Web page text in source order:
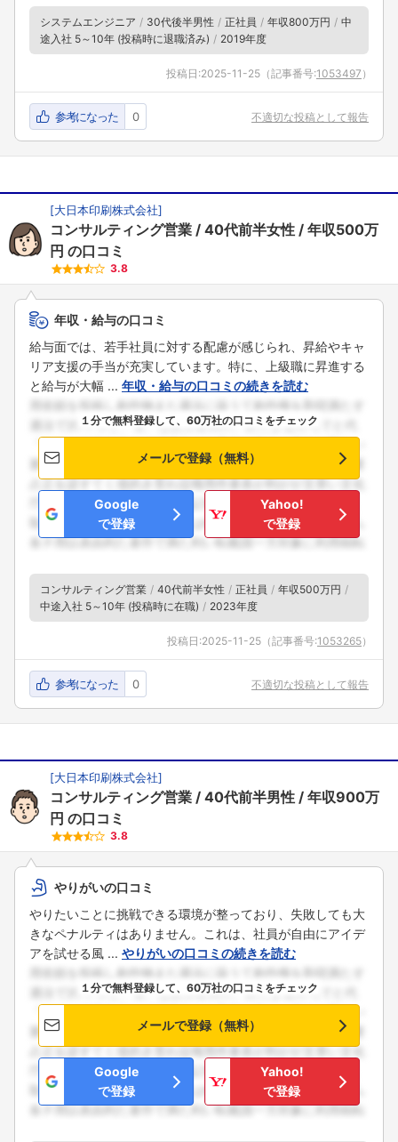
システムエンジニア 30代後半男性 正社員 年収800万円
中
途入社 5～10年 (投稿時に退職済み)
2019年度
投稿日:2025-11-25 （記事番号:1053497 ）
参考になった 0 不適切な投稿として報告
[大日本印刷株式会社]
コンサルティング営業 40代前半女性
年収500万
円 の口コミ
3.8
年収・給与の口コミ
給与面では、若手社員に対する配慮が感じられ、昇給やキャ
リア支援の手当が充実しています。特に、上級職に昇進する
と給与が大幅 ... 年収・給与の口コミの続きを読む
１分で無料登録して、60万社の口コミをチェック
メールで登録（無料）
Google
で登録
Yahoo!
で登録
コンサルティング営業 40代前半女性 正社員
年収500万円
中途入社 5～10年 (投稿時に在職)
2023年度
投稿日:2025-11-25 （記事番号:1053265）
参考になった 0 不適切な投稿として報告
[大日本印刷株式会社]
コンサルティング営業 40代前半男性
年収900万
円 の口コミ
3.8
やりがいの口コミ
やりたいことに挑戦できる環境が整っており、失敗しても大
きなペナルティはありません。これは、社員が自由にアイデ
アを試せる風 ... やりがいの口コミの続きを読む
１分で無料登録して、60万社の口コミをチェック
メールで登録（無料）
Google
で登録
Yahoo!
で登録